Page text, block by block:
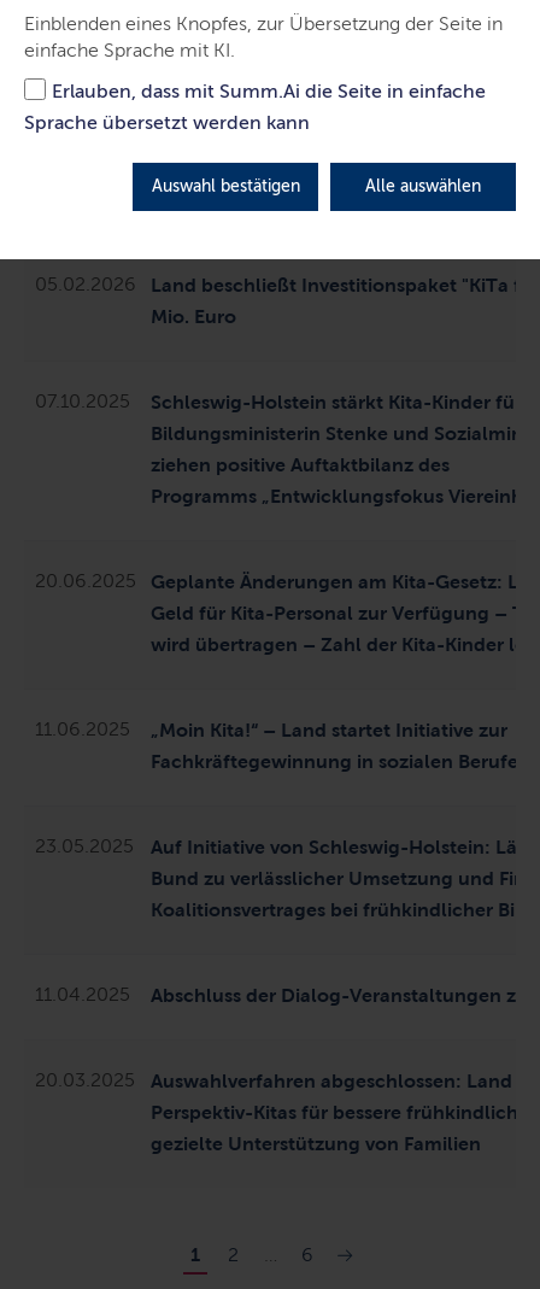
Einblenden eines Knopfes, zur Übersetzung der Seite in
einfache Sprache mit KI.
Erlauben, dass mit Summ.Ai die Seite in einfache
Sprache übersetzt werden kann
Auswahl bestätigen Alle auswählen
Betreuung gesorgt, die Fachkräfte
Finanzierung sichergestellt. In Schleswig-
bei den Kleinsten nicht gespart."
Neue Bildungsleitlinien für die
treten in Kraft
05.02.2026
Land beschließt Investitionspaket "KiTa
Mio. Euro
07.10.2025
Schleswig-Holstein stärkt Kita-Kinder für
Bildungsministerin Stenke und
ziehen positive Auftaktbilanz des
Programms „Entwicklungsfokus
20.06.2025
Geplante Änderungen am Kita-Gesetz:
Geld für Kita-Personal zur Verfügung –
wird übertragen – Zahl der Kita-Kinder
11.06.2025
„Moin Kita!“ – Land startet Initiative zur
Fachkräftegewinnung in sozialen Berufen
23.05.2025
Auf Initiative von Schleswig-Holstein:
Bund zu verlässlicher Umsetzung und
Koalitionsvertrages bei frühkindlicher
11.04.2025 Abschluss der Dialog-Veranstaltungen
20.03.2025
Auswahlverfahren abgeschlossen: Land
Perspektiv-Kitas für bessere frühkindliche
gezielte Unterstützung von Familien
1 2 … 6